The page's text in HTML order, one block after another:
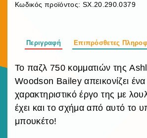
Κωδικός προϊόντος: SX.20.290.0379
Περιγραφή Επιπρόσθετες
Το παζλ 750 κομματιών της
Woodson Bailey απεικονίζει ένα
χαρακτηριστικό έργο της με
έχει και το σχήμα από αυτό το
μπουκέτο!